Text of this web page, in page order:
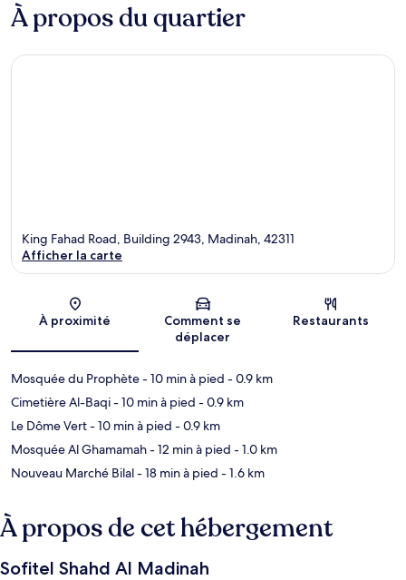
À propos du quartier
Carte
King Fahad Road, Building 2943, Madinah, 42311
Afficher la carte
À proximité
Comment se
déplacer
Restaurants
Mosquée du Prophète- 10 min à pied - 0.9 km
Cimetière Al-Baqi- 10 min à pied - 0.9 km
Le Dôme Vert- 10 min à pied - 0.9 km
Mosquée Al Ghamamah- 12 min à pied - 1.0 km
Nouveau Marché Bilal- 18 min à pied - 1.6 km
À propos de cet hébergement
Sofitel Shahd Al Madinah